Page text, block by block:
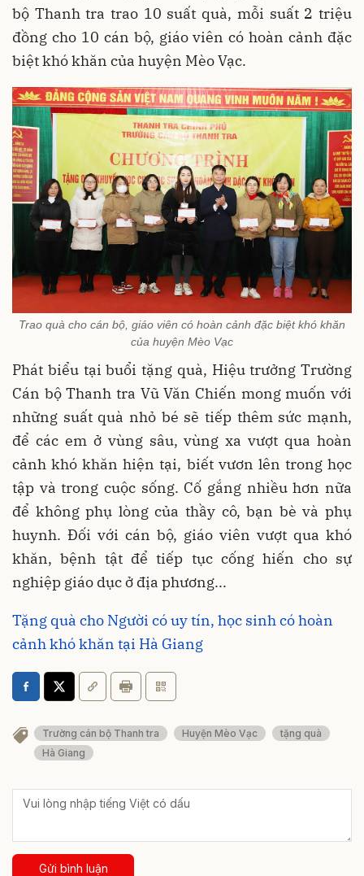
bộ Thanh tra trao 10 suất quà, mỗi suất 2 triệu
đồng cho 10 cán bộ, giáo viên có hoàn cảnh đặc
biệt khó khăn của huyện Mèo Vạc.
Trao quà cho cán bộ, giáo viên có hoàn cảnh đặc biệt khó khăn
của huyện Mèo Vạc
Phát biểu tại buổi tặng quà, Hiệu trưởng Trường
Cán bộ Thanh tra Vũ Văn Chiến mong muốn với
những suất quà nhỏ bé sẽ tiếp thêm sức mạnh,
để các em ở vùng sâu, vùng xa vượt qua hoàn
cảnh khó khăn hiện tại, biết vươn lên trong học
tập và trong cuộc sống. Cố gắng nhiều hơn nữa
để không phụ lòng của thầy cô, bạn bè và phụ
huynh. Đối với cán bộ, giáo viên vượt qua khó
khăn, bệnh tật để tiếp tục cống hiến cho sự
nghiệp giáo dục ở địa phương...
Tặng quà cho Người có uy tín, học sinh có hoàn
cảnh khó khăn tại Hà Giang
Trường cán bộ Thanh tra Huyện Mèo Vạc
tặng quà
Hà Giang
Gửi bình luận